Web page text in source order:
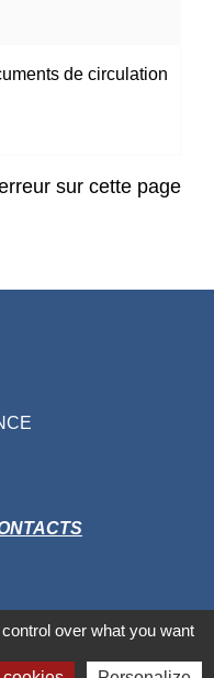
de circulation
sur cette page
over what you want